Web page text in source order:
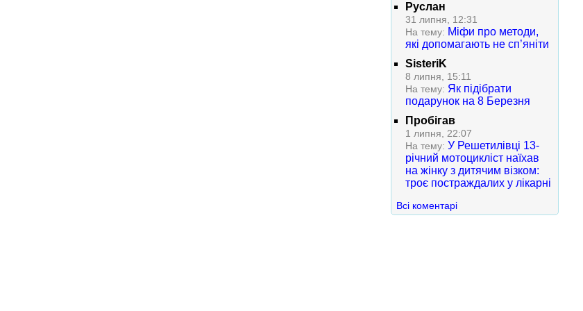
Руслан
31 липня, 12:31
На тему: Міфи про методи,
які допомагають не сп’яніти
SisteriK
8 липня, 15:11
На тему: Як підібрати
подарунок на 8 Березня
Пробігав
1 липня, 22:07
На тему: У Решетилівці 13-
річний мотоцикліст наїхав
на жінку з дитячим візком:
троє постраждалих у лікарні
Всі коментарі